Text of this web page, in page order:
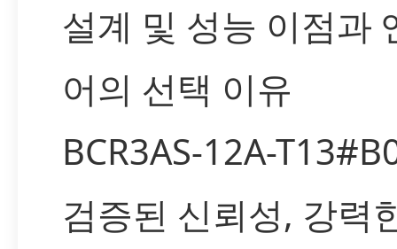
설계 및 성능 이점과
어의 선택 이유
BCR3AS-12A-
검증된 신뢰성, 강력